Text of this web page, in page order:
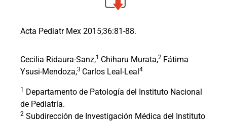
Acta Pediatr Mex 2015;36:81-88.
Cecilia Ridaura-Sanz,1 Chiharu Murata,2 Fátima
Ysusi-Mendoza,3 Carlos Leal-Leal 4
1
Departamento de Patología del Instituto Nacional
de Pediatría.
2 Subdirección de Investigación Médica del Instituto